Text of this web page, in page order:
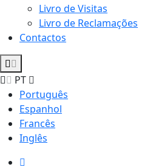
Livro de Visitas
Livro de Reclamações
Contactos
PT
Português
Espanhol
Francês
Inglês